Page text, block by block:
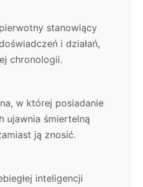
stanowiący
i działań,
chronologii.
w której posiadanie
ujawnia śmiertelną
ją znosić.
inteligencji